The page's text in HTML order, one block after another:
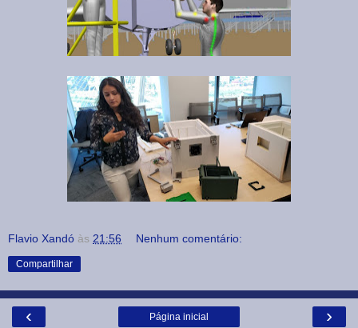
Flavio Xandó às 21:56 Nenhum comentário:
Compartilhar
‹ ›
Página inicial